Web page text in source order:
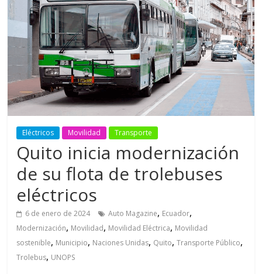
Eléctricos Movilidad Transporte
Quito inicia modernización
de su flota de trolebuses
eléctricos
6 de enero de 2024 Auto Magazine, Ecuador,
Modernización, Movilidad, Movilidad Eléctrica, Movilidad
sostenible, Municipio, Naciones Unidas, Quito,Transporte Público,
Trolebus, UNOPS